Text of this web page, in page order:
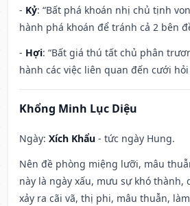
- Kỷ: “Bất phá khoán nhị chủ tịnh
hành phá khoán để tránh cả 2 bên
- Hợi: “Bất giá thú tất chủ phân
hành các việc liên quan đến cưới
Khổng Minh Lục Diệu
Ngày: Xích Khẩu - tức ngày Hung.
Nên đề phòng miệng lưỡi, mâu
này là ngày xấu, mưu sự khó thành,
xảy ra cãi vã, thị phi, mâu thuẫn,